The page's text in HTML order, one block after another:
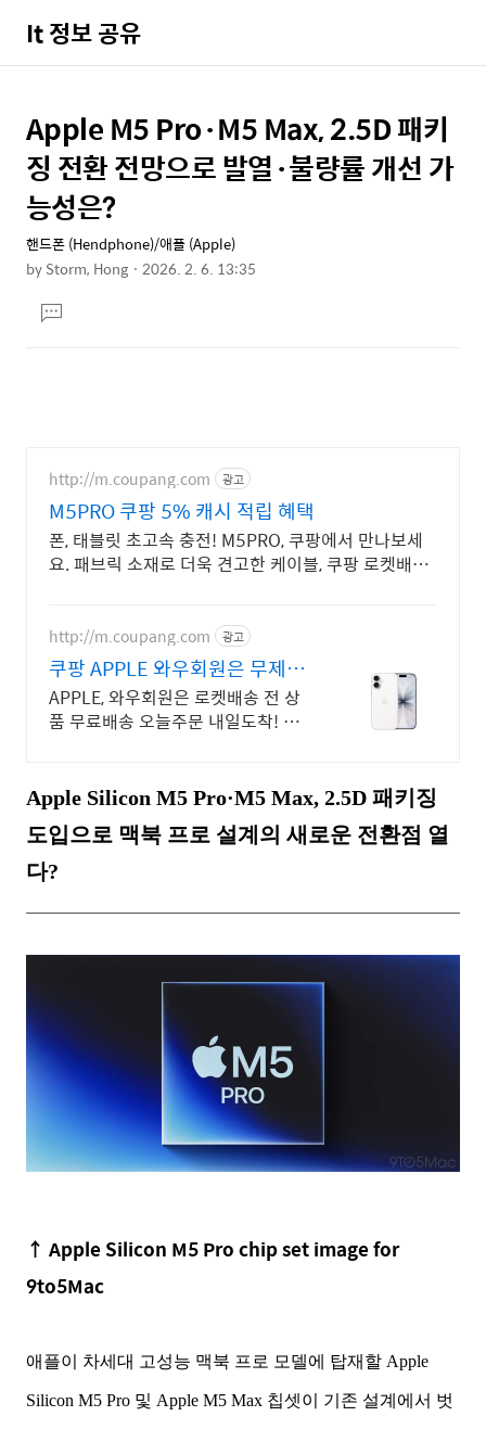
It 정보 공유
상
세
컨
텐
츠
본
문
제
목
Apple M5 Pro·M5 Max, 2.5D 패키
징 전환 전망으로 발열·불량률 개선 가
능성은?
핸드폰 (Hendphone)/애플 (Apple)
byStorm, Hong 2026. 2. 6. 13:35
문댓
글
http://m.coupang.com 광고
M5PRO 쿠팡 5% 캐시 적립 혜택
폰, 태블릿 초고속 충전! M5PRO, 쿠팡에서 만나보세
요. 패브릭 소재로 더욱 견고한 케이블, 쿠팡 로켓배송
http://m.coupang.com 광고
쿠팡 APPLE 와우회원은 무제한
무료 배송
APPLE, 와우회원은 로켓배송 전 상
품 무료배송 오늘주문 내일도착! 꼭
Apple Silicon M5 Pro·M5 Max, 2.5D 패키징
도입으로 맥북 프로 설계의 새로운 전환점 열
다?
↑ Apple Silicon M5 Pro chip set image for
9to5Mac
애플이 차세대 고성능 맥북 프로 모델에 탑재할 Apple
Silicon M5 Pro 및 Apple M5 Max 칩셋이 기존 설계에서 벗